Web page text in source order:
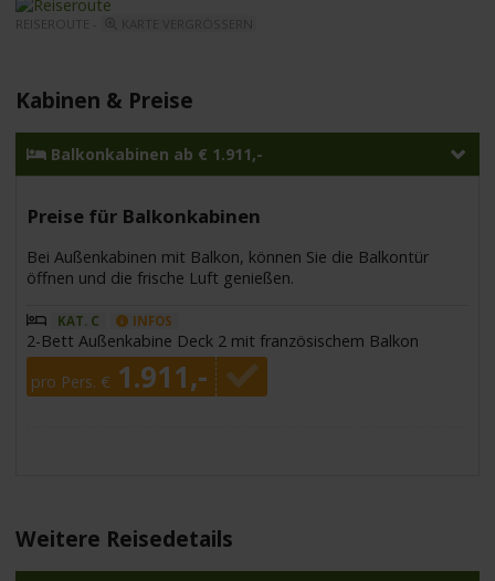
REISEROUTE -
Kabinen & Preise
Balkonkabinen ab € 1.911,-
Preise für Balkonkabinen
Bei Außenkabinen mit Balkon, können Sie die Balkontür
öffnen und die frische Luft genießen.
KAT. C INFOS
2-Bett Außenkabine Deck 2 mit französischem Balkon
pro Pers. € 1.911,-
Weitere Reisedetails